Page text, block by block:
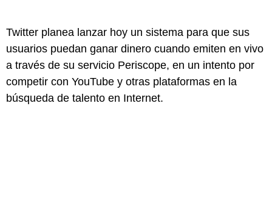
Twitter planea lanzar hoy un sistema para que sus
usuarios puedan ganar dinero cuando emiten en vivo
a través de su servicio Periscope, en un intento por
competir con YouTube y otras plataformas en la
búsqueda de talento en Internet.